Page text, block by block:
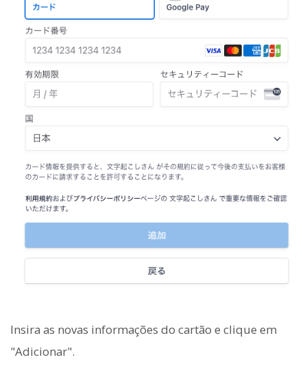
Insira as novas informações do cartão e clique em
"Adicionar".